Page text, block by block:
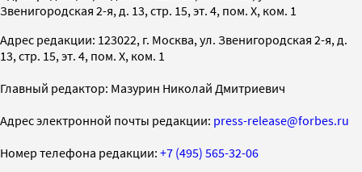
Звенигородская 2-я, д. 13, стр. 15, эт. 4, пом. X, ком. 1
Адрес редакции: 123022, г. Москва, ул. Звенигородская 2-я, д.
13, стр. 15, эт. 4, пом. X, ком. 1
Главный редактор: Мазурин Николай Дмитриевич
Адрес электронной почты редакции: press-release@forbes.ru
Номер телефона редакции: +7 (495) 565-32-06